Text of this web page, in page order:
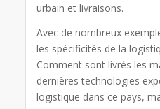
urbain et livraisons.
Avec de nombreux
les spécificités de la
Comment sont livrés les
dernières technologies
logistique dans ce pays,